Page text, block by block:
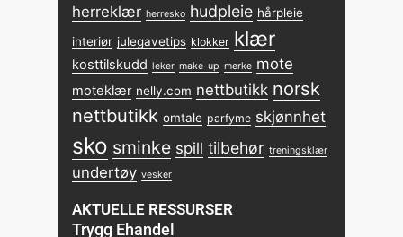
herreklær herresko hudpleie hårpleie
interiør julegavetips klokker klær
kosttilskudd leker make-up merke mote
moteklær nelly.com nettbutikk norsk
nettbutikk omtale parfyme skjønnhet
sko sminke spill tilbehør treningsklær
undertøy vesker
AKTUELLE RESSURSER
Trygg Ehandel